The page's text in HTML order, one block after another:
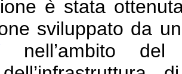
è stata
sviluppato da
nell’ambito